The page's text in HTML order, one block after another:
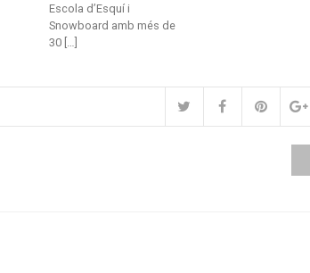
Escola d’Esquí i
Snowboard amb més de
30 […]